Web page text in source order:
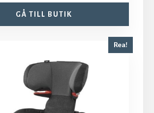
GÅ TILL BUTIK
Rea!